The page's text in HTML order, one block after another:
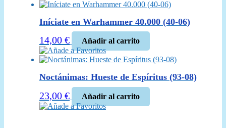
Iníciate en Warhammer 40.000 (40-06)
14,00 €
Añadir al carrito
Añade a Favoritos
Noctánimas: Hueste de Espíritus (93-08)
23,00 €
Añadir al carrito
Añade a Favoritos